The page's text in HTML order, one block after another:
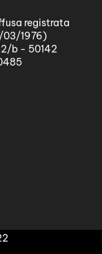
registrata
03/1976)
2/b - 50142